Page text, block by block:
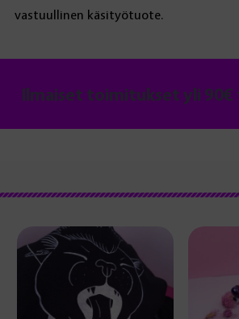
vastuullinen käsityötuote.
Ilmaiset toimitukset yli 90€